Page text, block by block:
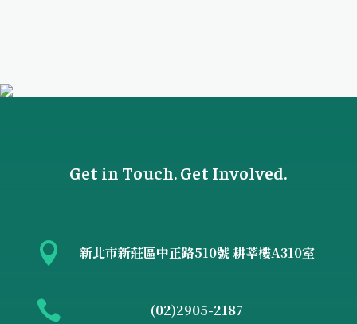
Get in Touch. Get Involved.
 新北市新莊區中正路510號 耕莘樓A310室
 (02)2905-2187